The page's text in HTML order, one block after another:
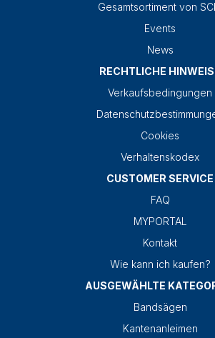
Gesamtsortiment von
Events
News
RECHTLICHE
Verkaufsbedingungen
Cookies
Verhaltenskodex
CUSTOMER SERVICE
FAQ
MYPORTAL
Kontakt
Wie kann ich kaufen?
AUSGEWÄHLTE
Bandsägen
Kantenanleimen